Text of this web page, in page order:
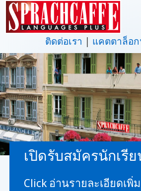
ติดต่อเรา แคตตาล็อ
เปิดรับสมัครนักเรี
Click อ่านรายละเอียดเพิ่